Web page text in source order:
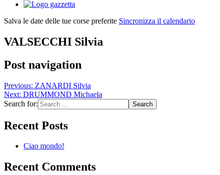
Salva le date delle tue corse preferite Sincronizza il calendario
VALSECCHI Silvia
Post navigation
Previous: ZANARDI Silvia
Next: DRUMMOND Michaela
Search for:
Recent Posts
Ciao mondo!
Recent Comments